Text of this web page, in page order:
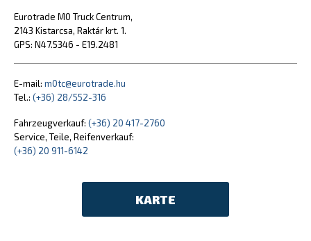
Eurotrade M0 Truck Centrum,
2143 Kistarcsa, Raktár krt. 1.
GPS: N47.5346 - E19.2481
E-mail: m0tc@eurotrade.hu
Tel.: (+36) 28/552-316
Fahrzeugverkauf: (+36) 20 417-2760
Service, Teile, Reifenverkauf:
(+36) 20 911-6142
KARTE